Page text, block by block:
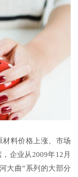
料价格上涨、市场
企业从2009年12月
大曲”系列的大部分